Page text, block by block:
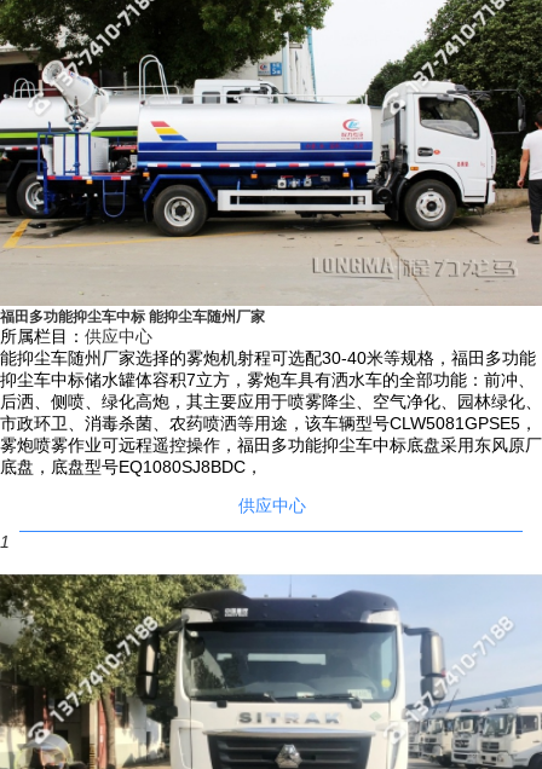
广、可以实现精量喷雾。
5）使用抑尘车耗水量相比其它抑尘喷洒设备可节约70%～80%(喷枪、洒
水机车)，且水雾覆盖粉尘面积远远大于其它抑尘喷洒设备。
6）本公司抑尘车工作效率高、喷雾速度快，对容易引起尘埃的环境喷水
除尘时，喷出的雾粒细小、与飘起的尘埃接触时，形成一种潮湿雾状体，
能快速将尘埃抑制降沉，雾量沉降率可达95%。
7）具有二次雾化技术，采用了一种特定的起涡轮风助装置改变风向使之
与雾粒的流动方向形成一个夹角，促进水雾化充分，当雾滴从喷嘴中喷出
后在喷雾区域被高速高压气流进一步破碎，并使雾滴的速度逐渐增加，提
高了雾化程度，雾化一般可达到约50-150um直径大小的雾滴。
8）除了小功率机组，其它大功率发电机组均安装在车辆驾驶室与罐体之
间，保障整车满载后轴荷分布合理；车辆后部加装操作平台，平台加大加
宽，底部碳钢板加密，平台上安装高压水炮，高压炮竖管采用U型螺栓固
定，防止喷水时产生冲力，罐体后部加装上下扶梯，罐体顶部围板形式，
9）发电机组静音罩侧面散热窗用钢网或百页窗形式，内贴有吸音棉，可
有效的保护发电机组，防水、防灰、减噪音。罐体与罐座加装衬板，所有
焊缝均匀，外部焊缝均为满焊，采用断焊的保证断焊长度和间距一致。
10）所装取力器传动速比保证水泵在额定工作转速时发动机处于经济转
速范围；侧后防护应符合国家标准GB11567.1和GB11567.2；按照国家
标准要求加装侧标志灯和后示廓灯。
11）雾炮电控系统由专业电力工程师优化设计，使用安全系数更高，**不
会漏电、短路，且喷雾机设有一键紧急停止按钮，操作安全可靠。配套动
福田多功能抑尘车中标 能抑尘车随州厂家
所属栏目： 供应中心
能抑尘车随州厂家选择的雾炮机射程可选配30-40米等规格，福田多功能
抑尘车中标储水罐体容积7立方，雾炮车具有洒水车的全部功能：前冲、
后洒、侧喷、绿化高炮，其主要应用于喷雾降尘、空气净化、园林绿化、
市政环卫、消毒杀菌、农药喷洒等用途，该车辆型号CLW5081GPSE5，
雾炮喷雾作业可远程遥控操作，福田多功能抑尘车中标底盘采用东风原厂
底盘，底盘型号EQ1080SJ8BDC，
供应中心
1